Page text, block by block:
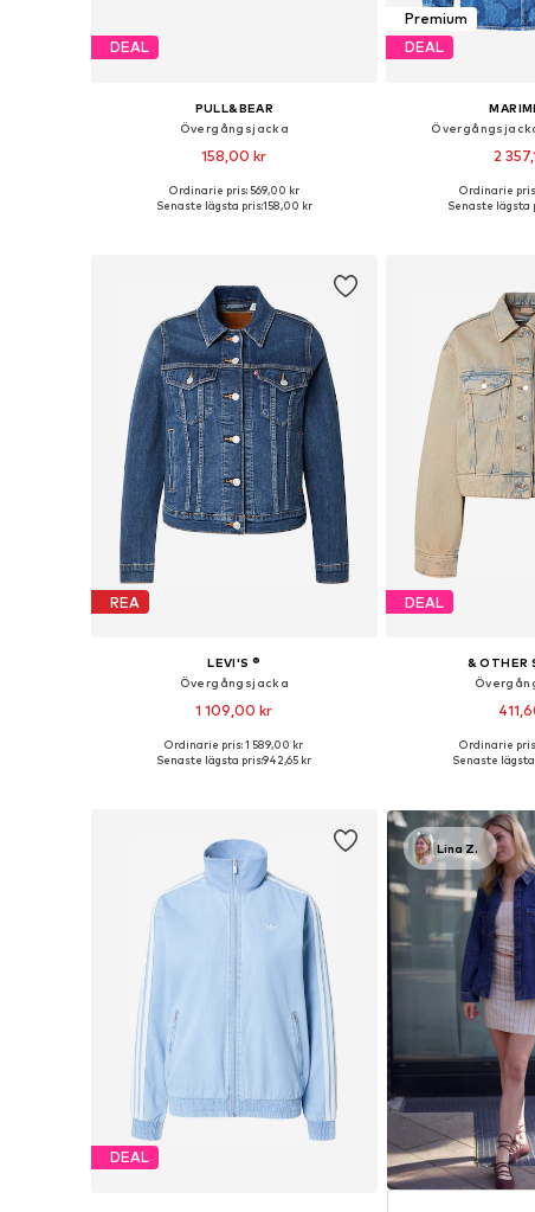
DEAL
PULL&BEAR
Övergångsjacka
158,00 kr
Tillgängliga storlekar: XS, S, M, L
Ordinarie pris: 569,00 kr
Senaste lägsta pris:158,00 kr
Premium
DEAL
2
Tillgänglig i
Ordinarie
Senaste lägsta
REA
LEVI'S ®
Övergångsjacka
1 109,00 kr
+2
Ordinarie pris: 1 589,00 kr
Senaste lägsta pris:942,65 kr
DEAL
& OTHER
Tillgängliga
Ordinarie
Senaste lägsta
DEAL
Lina Z.